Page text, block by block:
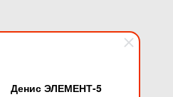
Денис ЭЛЕМЕНТ-5